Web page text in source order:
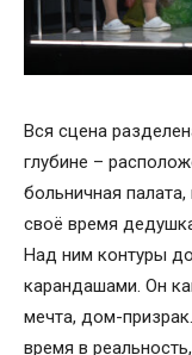
Вся сцена
глубине –
больничная
своё время
Над ним контуры
карандашами. Он
мечта, дом-
время в